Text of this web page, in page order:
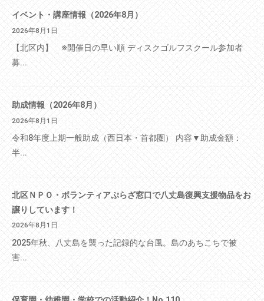
イベント・講座情報（2026年8月）
2026年8月1日
【北区内】 ※開催日の早い順 ディスクゴルフスクール参加者
募...
助成情報（2026年8月）
2026年8月1日
令和8年度上期一般助成（西日本・首都圏） 内容▼助成金額：
半...
北区ＮＰＯ・ボランティアぷらざ窓口で八丈島復興支援物品をお
譲りしています！
2026年8月1日
2025年秋、八丈島を襲った記録的な台風。島のあちこちで被
害...